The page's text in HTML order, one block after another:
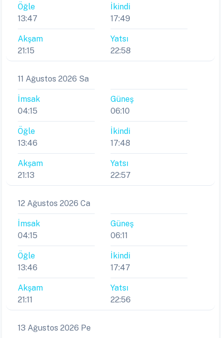
Öğle
13:47
İkindi
17:49
Akşam
21:15
Yatsı
22:58
11 Ağustos 2026 Sa
İmsak
04:15
Güneş
06:10
Öğle
13:46
İkindi
17:48
Akşam
21:13
Yatsı
22:57
12 Ağustos 2026 Ca
İmsak
04:15
Güneş
06:11
Öğle
13:46
İkindi
17:47
Akşam
21:11
Yatsı
22:56
13 Ağustos 2026 Pe